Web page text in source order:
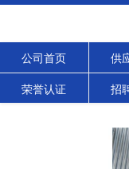
公司首页 供
荣誉认证 招